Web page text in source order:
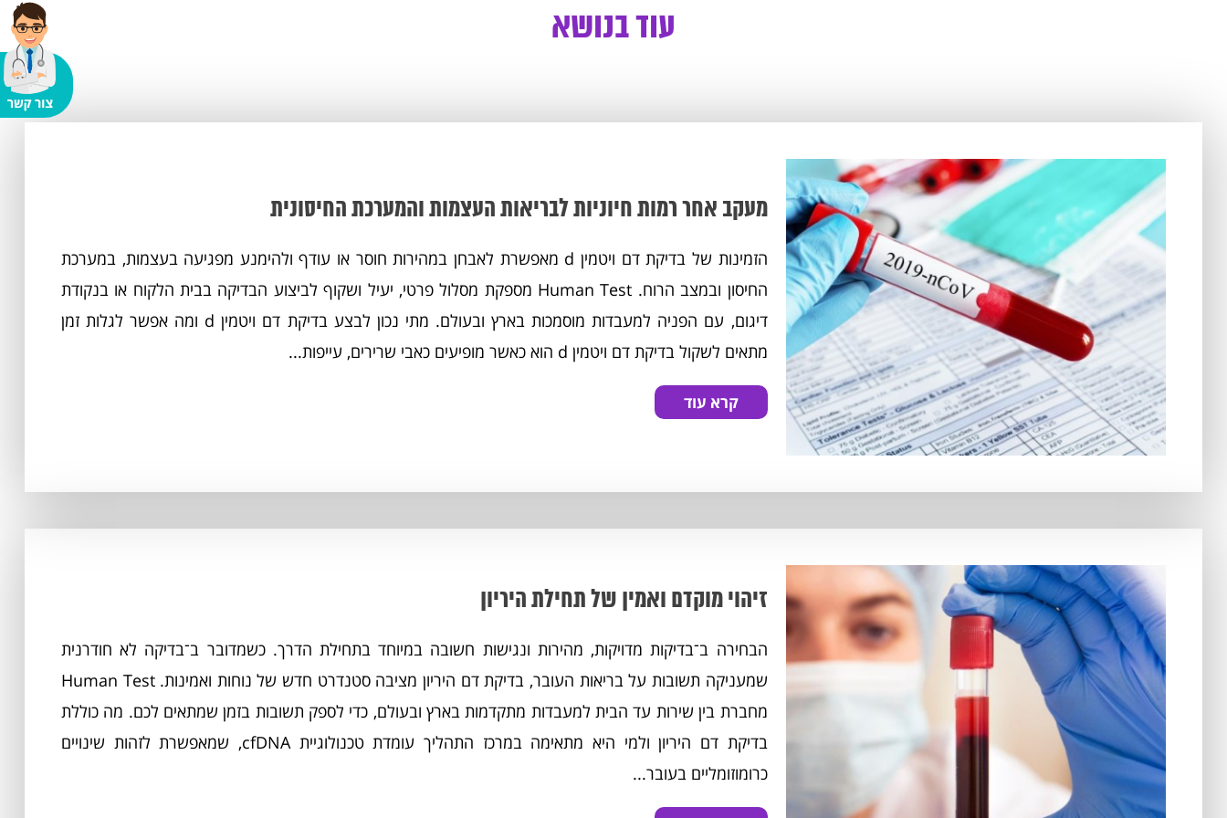
עוד בנושא
מעקב אחר רמות חיוניות לבריאות העצמות והמערכת החיסונית
הזמינות של בדיקת דם ויטמין d מאפשרת לאבחן במהירות חוסר או עודף ולהימנע מפגיעה בעצמות, במערכת
החיסון ובמצב הרוח. Human Test מספקת מסלול פרטי, יעיל ושקוף לביצוע הבדיקה בבית הלקוח או בנקודת
דיגום, עם הפניה למעבדות מוסמכות בארץ ובעולם. מתי נכון לבצע בדיקת דם ויטמין d ומה אפשר לגלות זמן
מתאים לשקול בדיקת דם ויטמין d הוא כאשר מופיעים כאבי שרירים, עייפות...
קרא עוד
זיהוי מוקדם ואמין של תחילת היריון
הבחירה ב־בדיקות מדויקות, מהירות ונגישות חשובה במיוחד בתחילת הדרך. כשמדובר ב־בדיקה לא חודרנית
שמעניקה תשובות על בריאות העובר, בדיקת דם היריון מציבה סטנדרט חדש של נוחות ואמינות. Human Test
מחברת בין שירות עד הבית למעבדות מתקדמות בארץ ובעולם, כדי לספק תשובות בזמן שמתאים לכם. מה כוללת
בדיקת דם היריון ולמי היא מתאימה במרכז התהליך עומדת טכנולוגיית cfDNA, שמאפשרת לזהות שינויים
כרומוזומליים בעובר...